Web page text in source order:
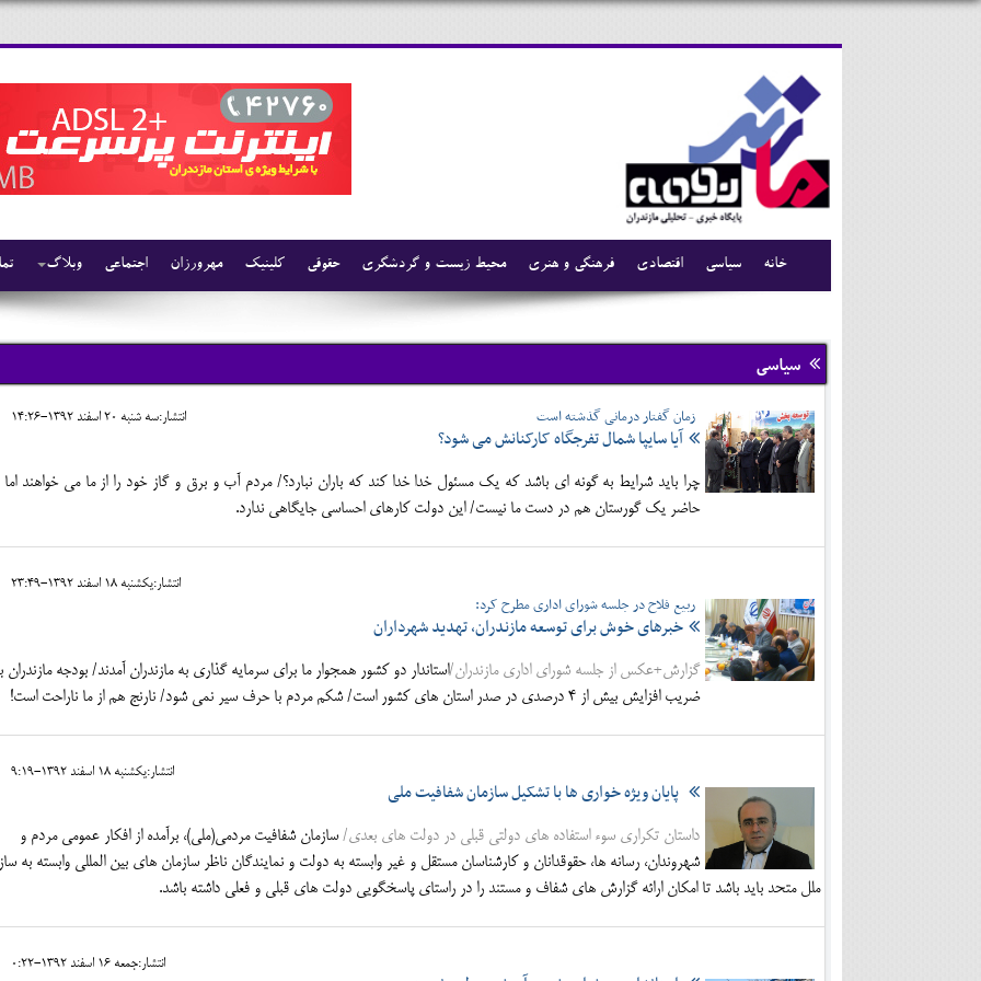
وبلاگ اجتماعی مهرورزان کلینیک حقوقی محیط زیست و گردشگری فرهنگی و هنری اقتصادی سیاسی خانه
سیاسی
انتشار:سه شنبه 20 اسفند 1392-14:26 زمان گفتار درمانی گذشته است
آیا سایپا شمال تفرجگاه کارکنانش می شود؟
چرا باید شرایط به گونه ای باشد که یک مسئول خدا خدا کند که باران نبارد؟/ مردم آب و برق و گاز خود را از ما می خواهند
حاضر یک گورستان هم در دست ما نیست/ این دولت کارهای احساسی جایگاهی ندارد.
انتشار:يکشنبه 18 اسفند 1392-23:49
ربیع فلاح در جلسه شورای اداری مطرح کرد:
خبرهای خوش برای توسعه مازندران، تهدید شهرداران
گزارش+عکس از جلسه شورای اداری مازندران/استاندار دو کشور همجوار ما برای سرمایه گذاری به مازندران آمدند/ بودجه مازندران
ضریب افزایش بیش از 4 درصدی در صدر استان های کشور است/ شکم مردم با حرف سیر نمی شود/ نارنج هم از ما ناراحت است!
انتشار:يکشنبه 18 اسفند 1392-9:19
پایان ويژه خواری ها با تشکیل سازمان شفافیت ملی
داستان تکراری سوء استفاده های دولتی قبلی در دولت های بعدی/سازمان شفافیت مردمی(ملی)، برآمده از افکار عمومی مردم و
شهروندان، رسانه ها، حقوقدانان و کارشناسان مستقل و غیر وابسته به دولت و نمایندگان ناظر سازمان های بین المللی وابسته به
ملل متحد باید باشد تا امکان ارائه گزارش های شفاف و مستند را در راستای پاسخگویی دولت های قبلی و فعلی داشته باشد.
انتشار:جمعه 16 اسفند 1392-0:22